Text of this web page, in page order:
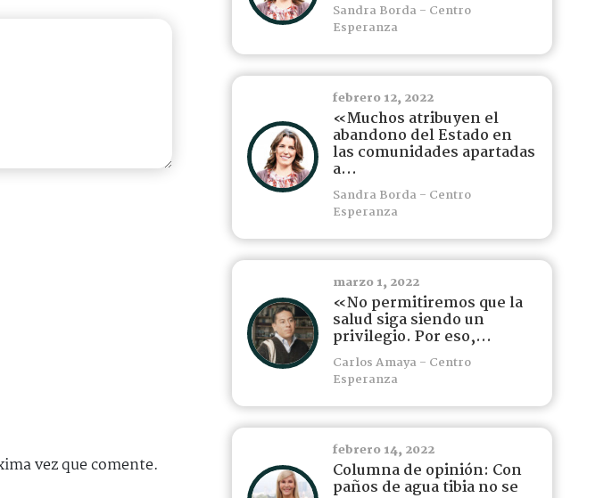
vez que comente.
Sandra Borda - Centro
Esperanza
febrero 12, 2022
«Muchos atribuyen el
abandono del Estado en
las comunidades apartadas
a...
Sandra Borda - Centro
Esperanza
marzo 1, 2022
«No permitiremos que la
salud siga siendo un
privilegio. Por eso,...
Carlos Amaya - Centro
Esperanza
febrero 14, 2022
Columna de opinión: Con
paños de agua tibia no se